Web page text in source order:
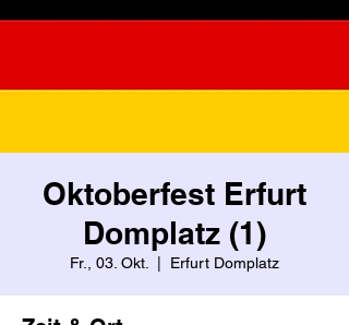
Oktoberfest Erfurt
Domplatz (1)
Fr., 03. Okt. Erfurt Domplatz